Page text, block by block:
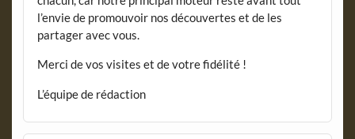
l’envie de promouvoir nos découvertes et de les
partager avec vous.
Merci de vos visites et de votre fidélité !
L’équipe de rédaction